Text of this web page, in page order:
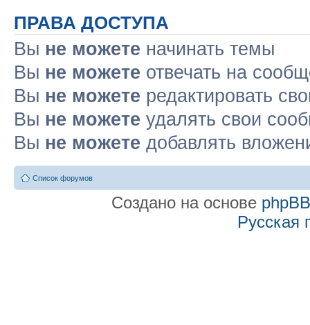
ПРАВА ДОСТУПА
Вы не можете начинать темы
Вы не можете отвечать на
Вы не можете редактировать
Вы не можете удалять свои
Вы не можете добавлять
Список форумов
Создано на основе phpBB
Русская